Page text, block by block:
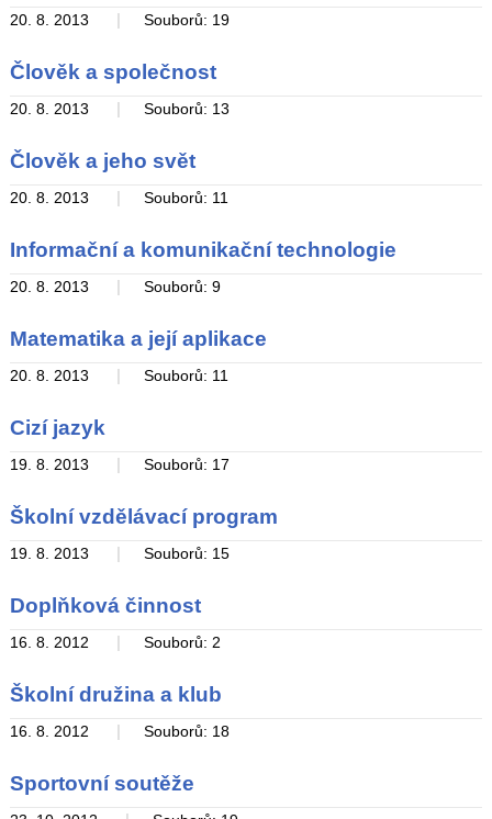
20. 8. 2013 Souborů: 19
Člověk a společnost
20. 8. 2013 Souborů: 13
Člověk a jeho svět
20. 8. 2013 Souborů: 11
Informační a komunikační technologie
20. 8. 2013 Souborů: 9
Matematika a její aplikace
20. 8. 2013 Souborů: 11
Cizí jazyk
19. 8. 2013 Souborů: 17
Školní vzdělávací program
19. 8. 2013 Souborů: 15
Doplňková činnost
16. 8. 2012 Souborů: 2
Školní družina a klub
16. 8. 2012 Souborů: 18
Sportovní soutěže